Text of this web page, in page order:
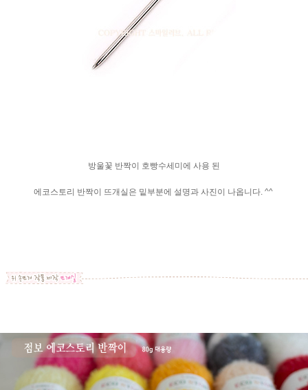
방울꽃 반짝이 호빵수세미에 사용 된
에코스토리 반짝이 뜨개실은 밑부분에 설명과 사진이 나옵니다. ^^